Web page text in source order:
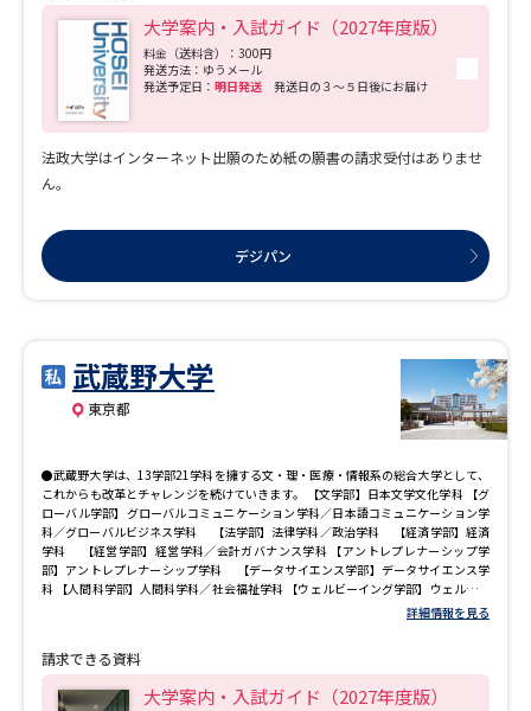
大学案内・入試ガイド（2027年度版）
料金（送料含）：300円
発送方法：ゆうメール
発送予定日： 明日発送 発送日の３～５日後にお届け
法政大学はインターネット出願のため紙の願書の請求受付はありませ
ん。
デジパン
武蔵野大学
東京都
●武蔵野大学は、13学部21学科を擁する文・理・医療・情報系の総合大学として、
これからも改革とチャレンジを続けていきます。 【文学部】日本文学文化学科 【グ
ローバル学部】グローバルコミュニケーション学科／日本語コミュニケーション学
科／グローバルビジネス学科 【法学部】法律学科／政治学科 【経済学部】経済
学科 【経営学部】経営学科／会計ガバナンス学科 【アントレプレナーシップ学
部】アントレプレナーシップ学科 【データサイエンス学部】データサイエンス学
科 【人間科学部】人間科学科／社会福祉学科 【ウェルビーイング学部】ウェルビー
イング学科 【工学部】サステナビリティ学科／数理工学科／建築デザイン学科 【教
詳細情報を見る
請求できる資料
大学案内・入試ガイド（2027年度版）